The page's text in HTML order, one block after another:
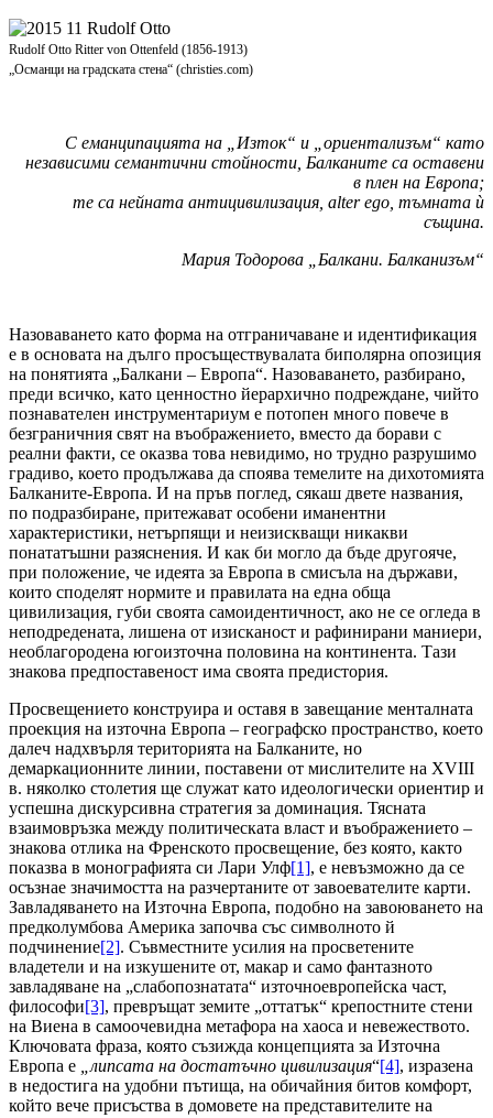
Rudolf Otto Ritter von Ottenfeld (1856-1913)
„Османци на градската стена“ (christies.com)
С еманципацията на „Изток“ и „ориентализъм“ като
независими семантични стойности, Балканите са оставени
в плен на Европа;
те са нейната антицивилизация, alter ego, тъмната ѝ
същина.
Мария Тодорова „Балкани. Балканизъм“
Назоваването като форма на отграничаване и идентификация
е в основата на дълго просъществувалата биполярна опозиция
на понятията „Балкани – Европа“. Назоваването, разбирано,
преди всичко, като ценностно йерархично подреждане, чийто
познавателен инструментариум е потопен много повече в
безграничния свят на въображението, вместо да борави с
реални факти, се оказва това невидимо, но трудно разрушимо
градиво, което продължава да споява темелите на дихотомията
Балканите-Европа. И на пръв поглед, сякаш двете названия,
по подразбиране, притежават особени иманентни
характеристики, нетърпящи и неизискващи никакви
понататъшни разяснения. И как би могло да бъде другояче,
при положение, че идеята за Европа в смисъла на държави,
които споделят нормите и правилата на една обща
цивилизация, губи своята самоидентичност, ако не се огледа в
неподредената, лишена от изисканост и рафинирани маниери,
необлагородена югоизточна половина на континента. Тази
знакова предпоставеност има своята предистория.
Просвещението конструира и оставя в завещание менталната
проекция на източна Европа – географско пространство, което
далеч надхвърля територията на Балканите, но
демаркационните линии, поставени от мислителите на XVIII
в. няколко столетия ще служат като идеологически ориентир и
успешна дискурсивна стратегия за доминация. Тясната
взаимовръзка между политическата власт и въображението –
знакова отлика на Френското просвещение, без която, както
показва в монографията си Лари Улф[1], е невъзможно да се
осъзнае значимостта на разчертаните от завоевателите карти.
Завладяването на Източна Европа, подобно на завоюването на
предколумбова Америка започва със символното й
подчинение[2]. Съвместните усилия на просветените
владетели и на изкушените от, макар и само фантазното
завладяване на „слабопознатата“ източноевропейска част,
философи[3], превръщат земите „оттатък“ крепостните стени
на Виена в самоочевидна метафора на хаоса и невежеството.
Ключовата фраза, която съзижда концепцията за Източна
Европа е
„липсата на достатъчно цивилизация“[4], изразена
в недостига на удобни пътища, на обичайния битов комфорт,
който вече присъства в домовете на представителите на